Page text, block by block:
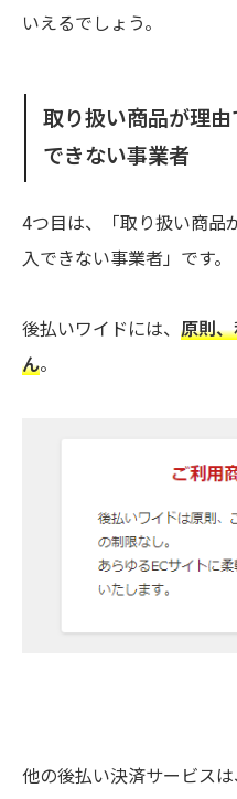
いえるでしょう。
取り扱い商品が理
できない事業者
4つ目は、「取り扱い商品
入できない事業者」です。
後払いワイドには、 原則
ん。
他の後払い決済サービス